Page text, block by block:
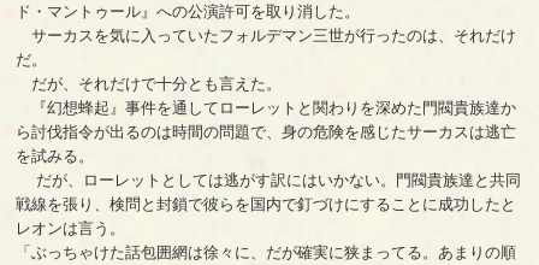
ド・マントゥール』への公演許可を取り消した。
サーカスを気に入っていたフォルデマン三世が行ったのは、それだけ
だ。
だが、それだけで十分とも言えた。
『幻想蜂起』事件を通してローレットと関わりを深めた門閥貴族達か
ら討伐指令が出るのは時間の問題で、身の危険を感じたサーカスは逃亡
を試みる。
だが、ローレットとしては逃がす訳にはいかない。門閥貴族達と共同
戦線を張り、検問と封鎖で彼らを国内で釘づけにすることに成功したと
レオンは言う。
「ぶっちゃけた話包囲網は徐々に、だが確実に狭まってる。あまりの順